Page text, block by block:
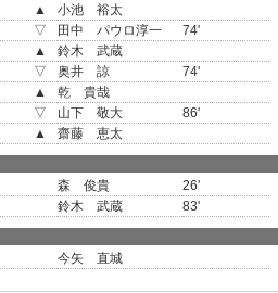
▲
小池 裕太
▽
田中 パウロ淳一
74'
▲
鈴木 武蔵
▽
奥井 諒
74'
▲
乾 貴哉
▽
山下 敬大
86'
▲
齋藤 恵太
森 俊貴
26'
鈴木 武蔵
83'
今矢 直城